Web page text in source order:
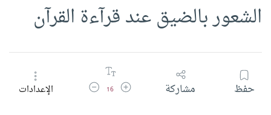
الشعور بالضيق عند قرآءة القرآن
حفظ مشاركة زيادة حجم الخط
16 تقليل حجم الخطالإعدادات